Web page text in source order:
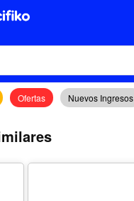
Ofertas Nuevos Ingresos